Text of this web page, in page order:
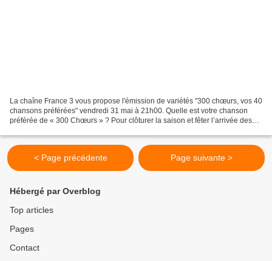
La chaîne France 3 vous propose l'émission de variétés "300 chœurs, vos 40
chansons préférées" vendredi 31 mai à 21h00. Quelle est votre chanson
préférée de « 300 Chœurs » ? Pour clôturer la saison et fêter l’arrivée des
< Page précédente Page suivante >
Hébergé par Overblog
Top articles
Pages
Contact